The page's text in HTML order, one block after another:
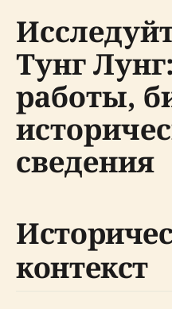
Тунг
работы,
сведения
контекст